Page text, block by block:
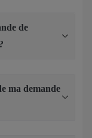
de
ma demande